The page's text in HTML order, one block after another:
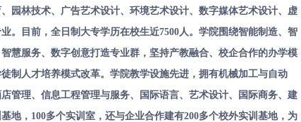
园林技术、广告艺术设计、环境艺术设计、数字媒体艺术设计、虚
。目前，全日制大专学历在校生近7500人。学院围绕智能制造、智
慧服务、数字创意打造专业群，坚持产教融合、校企合作的办学模
制人才培养模式改革。学院教学设施先进，拥有机械加工与自动
管理、信息工程管理与服务、国际语言、艺术设计、国际商务、建
地，100多个实训室，还与企业合作建有200多个校外实训基地，为